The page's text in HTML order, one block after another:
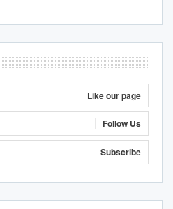
Like our page
Follow Us
Subscribe